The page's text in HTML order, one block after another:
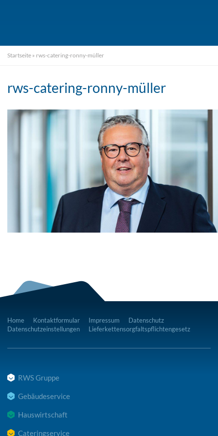
Startseite » rws-catering-ronny-müller
rws-catering-ronny-müller
Home Kontaktformular Impressum
Datenschutz
Datenschutzeinstellungen
Lieferkettensorgfaltspflichtengesetz
RWS Gruppe
Gebäudeservice
Hauswirtschaft
Cateringservice